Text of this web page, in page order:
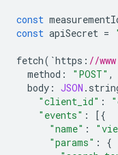
const
const apiSecret =
fetch( `https : //
method : "POST" ,
body : JSON .
"client_id" :
"events" :
[{
"name" :
"params" :
{